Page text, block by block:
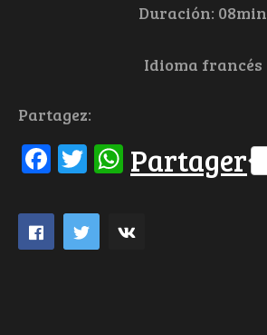
Duración: 08min
Idioma francés
Partagez:
Facebook
Twitter
WhatsApp
Partager